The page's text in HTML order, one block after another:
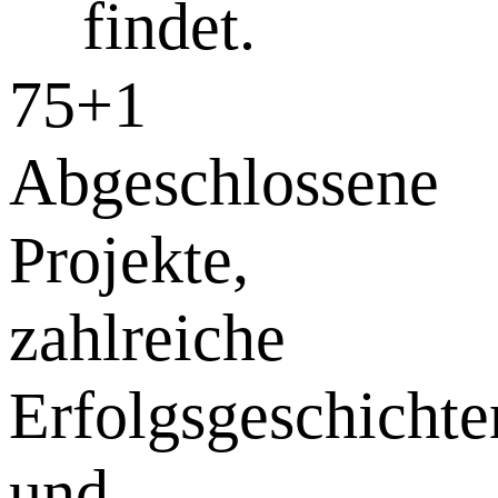
findet.
75+1
Abgeschlossene
Projekte,
zahlreiche